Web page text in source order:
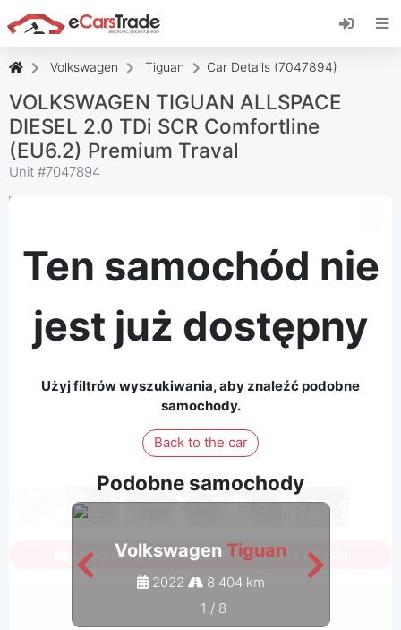
Zainstaluj aplikację internetową eCarsTrade,
dodaj ją do ekranu głównego i otrzymuj
Volkswagen Tiguan Car Details (7047894)
VOLKSWAGEN TIGUAN ALLSPACE
DIESEL 2.0 TDi SCR Comfortline
(EU6.2) Premium Traval
Unit #7047894
Ten samochód nie
jest już dostępny
Użyj filtrów wyszukiwania, aby znaleźć podobne
samochody.
Back to the car
Podobne samochody
VolkswagenTiguan
2022 8 404 km
1 / 8
Zaloguj się, aby zobaczyć wszystkie zdjęcia